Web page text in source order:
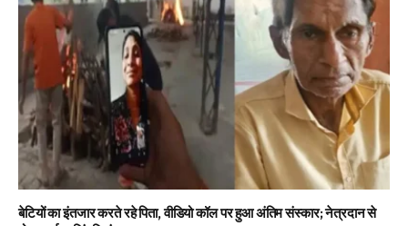
बेटियों का इंतजार करते रहे पिता, वीडियो कॉल पर हुआ अंतिम संस्कार; नेत्रदान से